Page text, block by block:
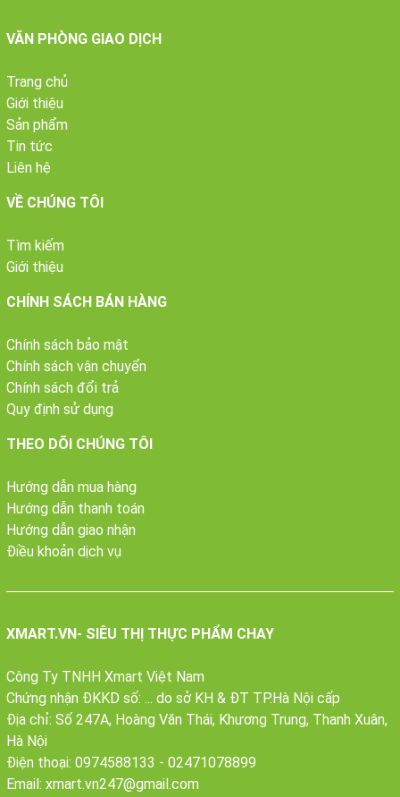
VĂN PHÒNG GIAO DỊCH
Trang chủ
Giới thiệu
Sản phẩm
Tin tức
Liên hệ
VỀ CHÚNG TÔI
Tìm kiếm
Giới thiệu
CHÍNH SÁCH BÁN HÀNG
Chính sách bảo mật
Chính sách vận chuyển
Chính sách đổi trả
Quy định sử dụng
THEO DÕI CHÚNG TÔI
Hướng dẫn mua hàng
Hướng dẫn thanh toán
Hướng dẫn giao nhận
Điều khoản dịch vụ
XMART.VN- SIÊU THỊ THỰC PHẨM CHAY
Công Ty TNHH Xmart Việt Nam
Chứng nhận ĐKKD số: ... do sở KH & ĐT TP.Hà Nội cấp
Địa chỉ: Số 247A, Hoàng Văn Thái, Khương Trung, Thanh Xuân,
Hà Nội
Điện thoại: 0974588133 - 02471078899
Email: xmart.vn247@gmail.com